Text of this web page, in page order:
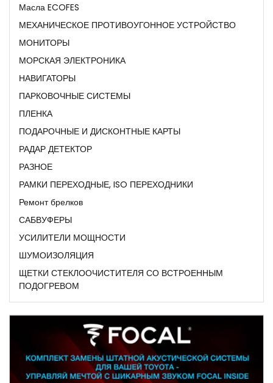
Масла ECOFES
МЕХАНИЧЕСКОЕ ПРОТИВОУГОННОЕ УСТРОЙСТВО
МОНИТОРЫ
МОРСКАЯ ЭЛЕКТРОНИКА
НАВИГАТОРЫ
ПАРКОВОЧНЫЕ СИСТЕМЫ
ПЛЕНКА
ПОДАРОЧНЫЕ И ДИСКОНТНЫЕ КАРТЫ
РАДАР ДЕТЕКТОР
РАЗНОЕ
РАМКИ ПЕРЕХОДНЫЕ, ISO ПЕРЕХОДНИКИ
Ремонт брелков
САБВУФЕРЫ
УСИЛИТЕЛИ МОЩНОСТИ
ШУМОИЗОЛЯЦИЯ
ЩЕТКИ СТЕКЛООЧИСТИТЕЛЯ СО ВСТРОЕННЫМ
ПОДОГРЕВОМ